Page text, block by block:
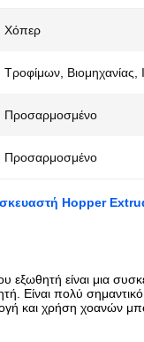
Χόπερ
Τροφίμων, Βιομηχανίας,
Προσαρμοσμένο
Προσαρμοσμένο
Hopper
εξωθητή είναι μια
Είναι πολύ
και χρήση χοανών